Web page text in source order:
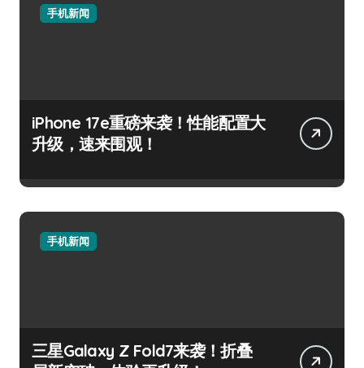
手机新闻
iPhone 17e重磅来袭！性能配置大
升级，速来围观！
手机新闻
三星Galaxy Z Fold7来袭！折叠